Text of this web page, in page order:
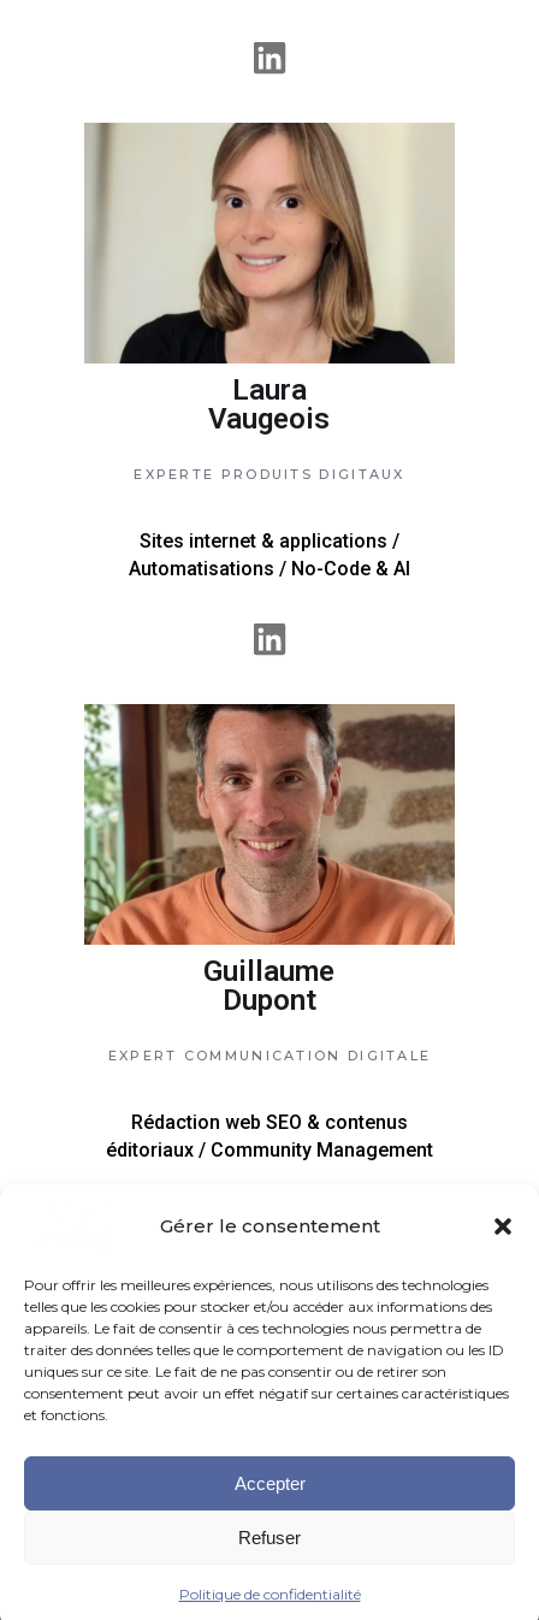
Gérer le consentement
Pour offrir les meilleures expériences, nous utilisons des technologies
telles que les cookies pour stocker et/ou accéder aux informations des
appareils. Le fait de consentir à ces technologies nous permettra de
traiter des données telles que le comportement de navigation ou les ID
uniques sur ce site. Le fait de ne pas consentir ou de retirer son
consentement peut avoir un effet négatif sur certaines caractéristiques
et fonctions.
Accepter
Refuser
Politique de confidentialité
Laura
Vaugeois
EXPERTE PRODUITS DIGITAUX
Sites internet & applications /
Automatisations / No-Code & AI
Guillaume
Dupont
EXPERT COMMUNICATION DIGITALE
Rédaction web SEO & contenus
éditoriaux / Community Management
frederic.dufon@runetsens.com | 06 25 35 43 20⁩ |
92100 Boulogne Billancourt |
© 2026 Run&Sens, All Rights Reserved |